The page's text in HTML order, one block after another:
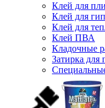
Клей для
Клей для
Клей для
Клей ПВА
Кладочные
Затирка для